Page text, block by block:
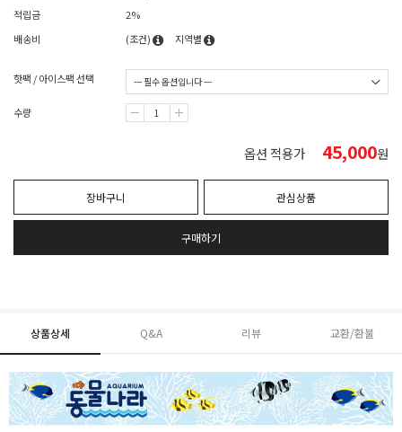
적립금
2%
배송비
(조건) 지역별
핫팩 / 아이스팩 선택
수량
옵션 적용가 45,000원
장바구니 관심상품
구매하기
상품상세 Q&A 리뷰 교환/환불